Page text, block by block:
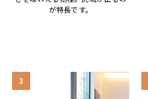
が特長です。
3